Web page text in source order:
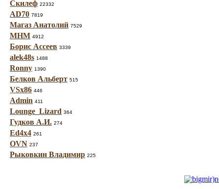
Скилеф 22332
AD70 7819
Магаз Анатолий 7529
МНМ 4912
Борис Ассеев 3339
alek48s 1488
Ronny 1390
Белков Альберт 515
VSx86 446
Admin 411
Lounge_Lizard 364
Гудков А.И. 274
Ed4x4 261
OVN 237
Рыковкин Владимир 225